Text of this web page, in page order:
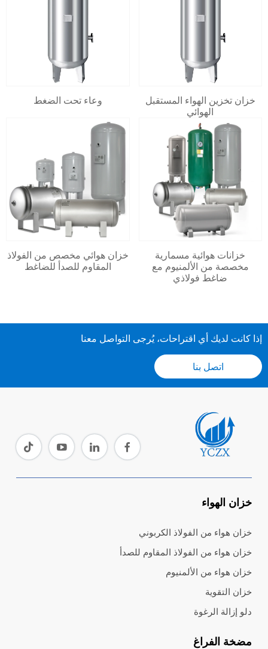
وعاء تحت الضغط
خزان تخزين الهواء المستقبل
الهوائي
خزان هوائي مخصص من الفولاذ
المقاوم للصدأ للضاغط
خزانات هوائية مسمارية
مخصصة من الألمنيوم مع
ضاغط فولاذي
إذا كانت لديك أي اقتراحات، يُرجى التواصل معنا
اتصل بنا
خزان الهواء
خزان هواء من الفولاذ الكربوني
خزان هواء من الفولاذ المقاوم للصدأ
خزان هواء من الألمنيوم
خزان التقوية
دلو إزالة الرغوة
مضخة الفراغ